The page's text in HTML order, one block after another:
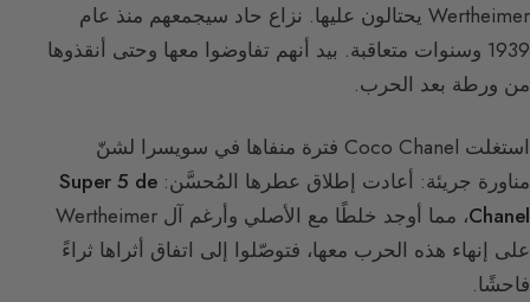
Wertheimer يحتالون عليها. نزاع حاد سيجمعهم منذ عام
1939 وسنوات متعاقبة. بيد أنهم تفاوضوا معها وحتى أنقذوها
من ورطة بعد الحرب.
استغلت Coco Chanel فترة منفاها في سويسرا لشنّ
مناورة جريئة: أعادت إطلاق عطرها المُحسَّن: Super 5 de
Chanel
، مما أوجد خلطًا مع الأصلي وأرغم آل Wertheimer
على إنهاء هذه الحرب معها، فتوصّلوا إلى اتفاق أثراها ثراءً
فاحشًا.